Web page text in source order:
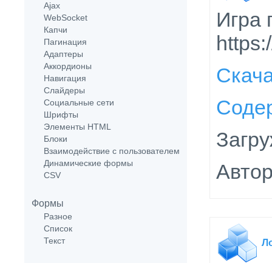
Ajax
WebSocket
Капчи
Пагинация
Адаптеры
Аккордионы
Навигация
Слайдеры
Социальные сети
Шрифты
Элементы HTML
Блоки
Взаимодействие с пользователем
Динамические формы
CSV
Формы
Разное
Список
Текст
Игра